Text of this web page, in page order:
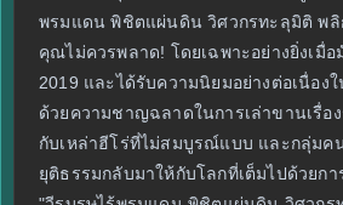
พรมแดน พิชิตแผ่นดิน วิศวกรทะลุมิติ พ
คุณไม่ควรพลาด! โดยเฉพาะอย่างยิ่งเมื่
2019 และได้รับความนิยมอย่างต่อเนื่อง
ด้วยความชาญฉลาดในการเล่าขานเรื่อ
กับเหล่าฮีโร่ที่ไม่สมบูรณ์แบบ และกลุ่มค
ยุติธรรมกลับมาให้กับโลกที่เต็มไปด้วยก